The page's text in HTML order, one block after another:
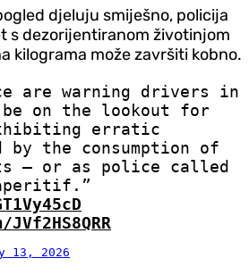
d‌jeluju smiješno, policija
s dezorijentiranom životinjom
kilograma može završiti kobno.
are warning drivers in
on the lookout for
erratic
by the consumption of
— or as police called
13, 2026